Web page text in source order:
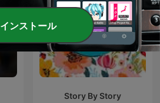
Story By Story
インストール